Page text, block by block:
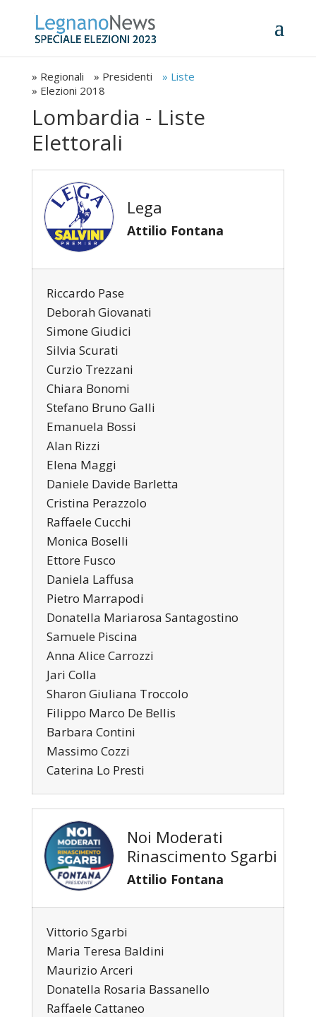
» Regionali » Presidenti
» Liste
» Elezioni 2018
Lombardia - Liste
Elettorali
Lega
Attilio Fontana
Riccardo Pase
Deborah Giovanati
Simone Giudici
Silvia Scurati
Curzio Trezzani
Chiara Bonomi
Stefano Bruno Galli
Emanuela Bossi
Alan Rizzi
Elena Maggi
Daniele Davide Barletta
Cristina Perazzolo
Raffaele Cucchi
Monica Boselli
Ettore Fusco
Daniela Laffusa
Pietro Marrapodi
Donatella Mariarosa Santagostino
Samuele Piscina
Anna Alice Carrozzi
Jari Colla
Sharon Giuliana Troccolo
Filippo Marco De Bellis
Barbara Contini
Massimo Cozzi
Caterina Lo Presti
Noi Moderati
Rinascimento Sgarbi
Attilio Fontana
Vittorio Sgarbi
Maria Teresa Baldini
Maurizio Arceri
Donatella Rosaria Bassanello
Raffaele Cattaneo